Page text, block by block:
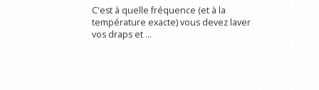
C'est à quelle fréquence (et à la
température exacte) vous devez laver
vos draps et ...